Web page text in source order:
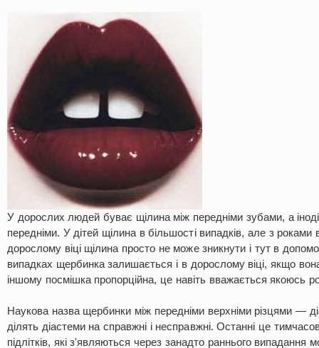
У дорослих людей буває щілина між передніми зубами, а
передніми. У дітей щілина в більшості випадків, але з
дорослому віці щілина просто не може зникнути і тут в
випадках щербинка залишається і в дорослому віці, якщо
іншому посмішка пропорційна, це навіть вважається якоюсь
Наукова назва щербинки між передніми верхніми різцями —
ділять діастеми на справжні і несправжні. Останні це
підлітків, які з'являються через занадто раннього випадання